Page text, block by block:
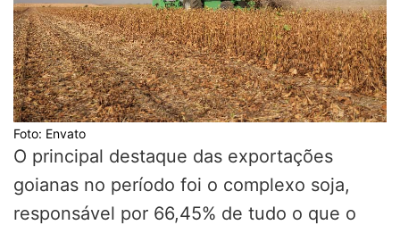
Foto: Envato
O principal destaque das exportações
goianas no período foi o complexo soja,
responsável por 66,45% de tudo o que o